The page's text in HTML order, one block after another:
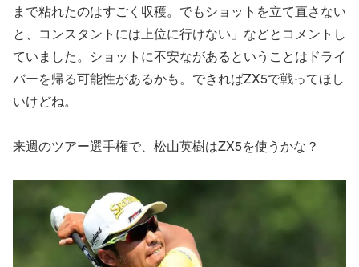
まで粘れたのはすごく収穫。でもショットを立て直さない
と、コンスタントには上位に行けない」などとコメントし
ていました。ショットに不安ながあるということはドライ
バーを帰る可能性があるかも。できればZX5で戦ってほし
いけどね。
来週のツアー選手権で、松山英樹はZX5を使うかな？